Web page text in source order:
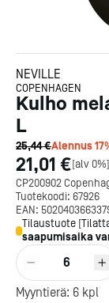
NEVILLE
COPENHAGEN
Kulho
L
25,44 €Alennus17
21,01 €[alv 0%]
CP200902
Tuotekoodi: 67926
EAN:
Tilaustuote [
saapumisaika
6
Myyntierä: 6 kpl
Kotipizza
perustettu